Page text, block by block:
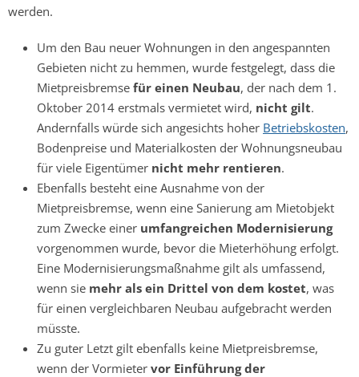
werden.
Um den Bau neuer Wohnungen in den angespannten
Gebieten nicht zu hemmen, wurde festgelegt, dass die
Mietpreisbremse für einen Neubau, der nach dem 1.
Oktober 2014 erstmals vermietet wird, nicht gilt.
Andernfalls würde sich angesichts hoher Betriebskosten,
Bodenpreise und Materialkosten der Wohnungsneubau
für viele Eigentümer nicht mehr rentieren.
Ebenfalls besteht eine Ausnahme von der
Mietpreisbremse, wenn eine Sanierung am Mietobjekt
zum Zwecke einer umfangreichen Modernisierung
vorgenommen wurde, bevor die Mieterhöhung erfolgt.
Eine Modernisierungsmaßnahme gilt als umfassend,
wenn sie mehr als ein Drittel von dem kostet, was
für einen vergleichbaren Neubau aufgebracht werden
müsste.
Zu guter Letzt gilt ebenfalls keine Mietpreisbremse,
wenn der Vormieter vor Einführung der